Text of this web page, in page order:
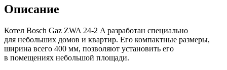
Описание
Котел Bosch Gaz ZWA 24-2 A разработан специально
для небольших домов и квартир. Его компактные размеры,
ширина всего 400 мм, позволяют установить его
в помещениях небольшой площади.